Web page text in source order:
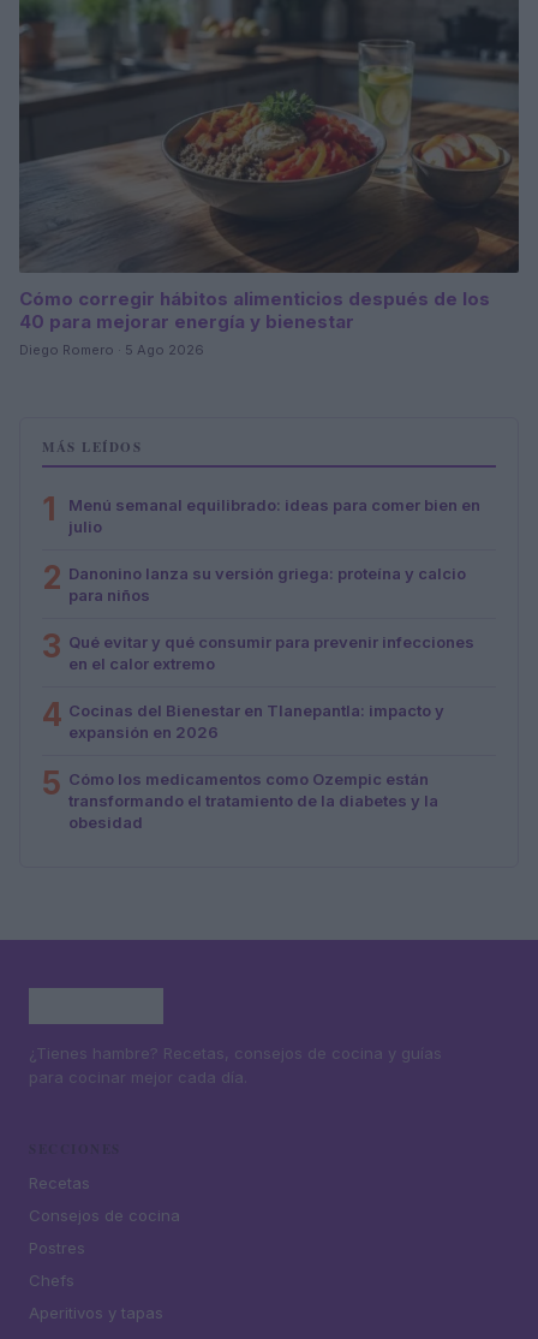
Cómo corregir hábitos alimenticios después de los
40 para mejorar energía y bienestar
Diego Romero · 5 Ago 2026
MÁS LEÍDOS
1
Menú semanal equilibrado: ideas para comer bien en
julio
2 Danonino lanza su versión griega: proteína y calcio
para niños
3 Qué evitar y qué consumir para prevenir infecciones
en el calor extremo
4 Cocinas del Bienestar en Tlanepantla: impacto y
expansión en 2026
5 Cómo los medicamentos como Ozempic están
transformando el tratamiento de la diabetes y la
obesidad
¿Tienes hambre? Recetas, consejos de cocina y guías
para cocinar mejor cada día.
Recetas
Consejos de cocina
Postres
Chefs
Aperitivos y tapas